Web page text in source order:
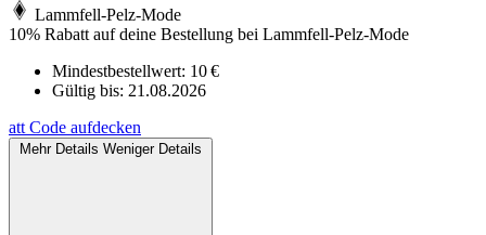
Lammfell-Pelz-Mode
10% Rabatt auf deine Bestellung bei Lammfell-Pelz-Mode
Mindestbestellwert: 10 €
Gültig bis: 21.08.2026
att Code aufdecken
Mehr Details Weniger Details